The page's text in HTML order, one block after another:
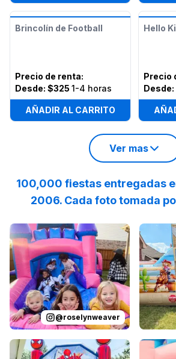
Brincolín de Football
Precio de renta:
Desde: $325 1-4 horas
AÑADIR AL CARRITO
Hello
Precio
Desde:
Ver mas
100,000 fiestas entregadas
2006. Cada foto tomada
Reviewed onInstagram by
@roselynweaver
Reviewed onInstagram by